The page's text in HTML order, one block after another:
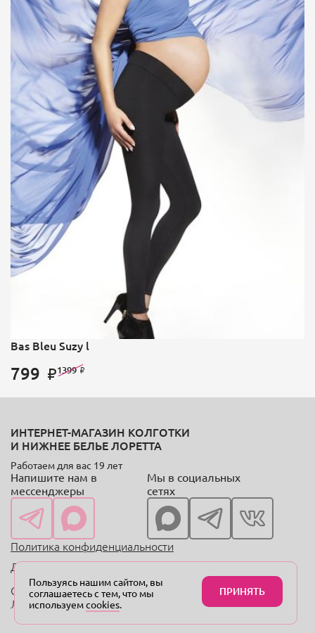
Bas Bleu Suzy l
799 1399
ИНТЕРНЕТ-МАГАЗИН КОЛГОТКИ
И НИЖНЕЕ БЕЛЬЕ ЛОРЕТТА
Работаем для вас 19 лет
Политика конфиденциальности
Договор оферты
Copyright © 2004—2024 «Онлайн-магазин колготок
Лоретта.рф»
Напишите нам в
мессенджеры
Мы в социальных
сетях
Пользуясь нашим сайтом, вы
соглашаетесь с тем, что мы
используемcookies.
ПРИНЯТЬ